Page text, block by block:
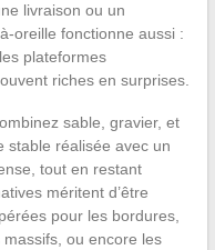
livraison ou un
oreille fonctionne aussi :
plateformes
riches en surprises.
sable, gravier, et
stable réalisée avec un
tout en restant
méritent d’être
pour les bordures,
ou encore les